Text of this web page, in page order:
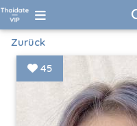
Zurück
45